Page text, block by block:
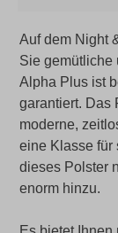
Auf dem Night
Sie gemütliche
Alpha Plus ist
garantiert. Das
moderne,
eine Klasse für
dieses Polster
enorm hinzu.